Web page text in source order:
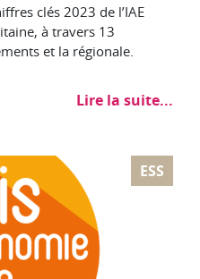
clés 2023 de l’IAE
à travers 13
et la régionale.
Lire la suite...
ESS